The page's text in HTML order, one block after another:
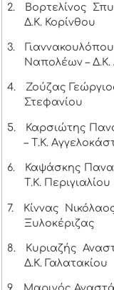
2.
Βορτελίνος
Δ.Κ. Κορίνθου
3.
Ναπολέων –
4.
Ζούζας
Στεφανίου
5.
Καρσιώτης
– Τ.Κ.
6.
Καψάσκης
Τ.Κ. Περιγιαλίου
7.
Κίννας
Ξυλοκέριζας
8.
Κυριαζής
Δ.Κ. Γαλατακίου